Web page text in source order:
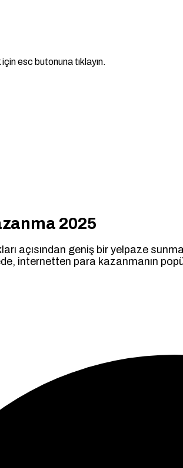
esc butonuna tıklayın.
2025
açısından geniş bir yelpaze
internetten para kazanmanın